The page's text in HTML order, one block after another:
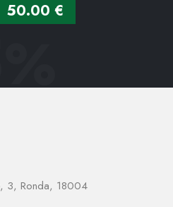
50.00 €
%
3, Ronda, 18004